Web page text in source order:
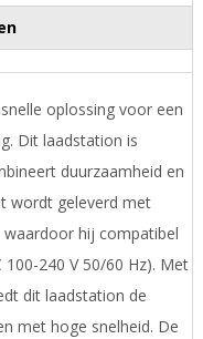
oplossing voor een
Dit laadstation is
duurzaamheid en
wordt geleverd met
hij compatibel
240 V 50/60 Hz). Met
dit laadstation de
met hoge snelheid. De